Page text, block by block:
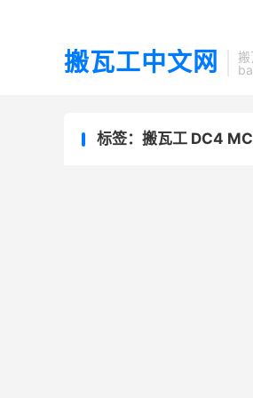
搬瓦工中文网
搬
标签：搬瓦工 DC4